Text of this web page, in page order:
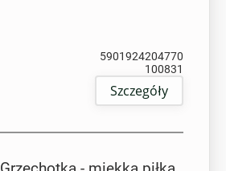
5901924204770
100831
Szczegóły